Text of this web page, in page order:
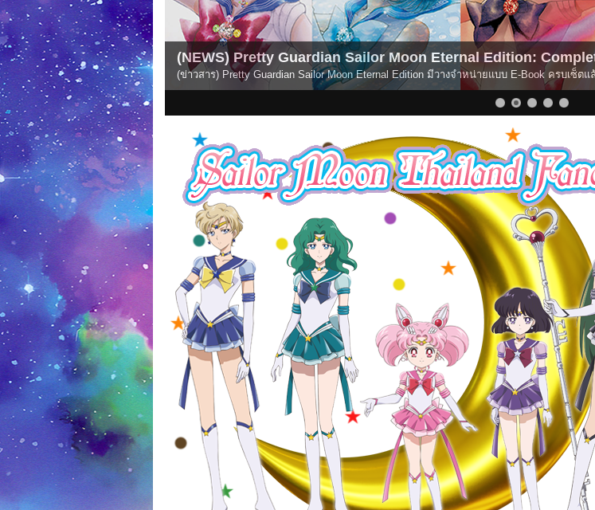
Pretty Guardian Sailor Moon Eternal Edition: Complete E-Book Collection Out Now!
Guardian Sailor Moon Eternal Edition มีวางจำหน่ายแบบ E-Book ครบเซ็ตแล้วโดยวิบูลย์กิจ!
1 2 3 4